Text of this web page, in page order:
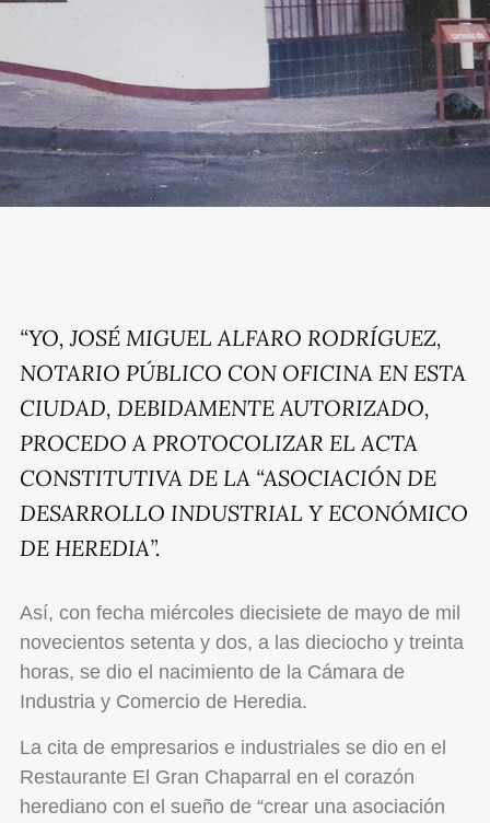
“YO, JOSÉ MIGUEL ALFARO RODRÍGUEZ,
NOTARIO PÚBLICO CON OFICINA EN ESTA
CIUDAD, DEBIDAMENTE AUTORIZADO,
PROCEDO A PROTOCOLIZAR EL ACTA
CONSTITUTIVA DE LA “ASOCIACIÓN DE
DESARROLLO INDUSTRIAL Y ECONÓMICO
DE HEREDIA”.
Así, con fecha miércoles diecisiete de mayo de mil
novecientos setenta y dos, a las dieciocho y treinta
horas, se dio el nacimiento de la Cámara de
Industria y Comercio de Heredia.
La cita de empresarios e industriales se dio en el
Restaurante El Gran Chaparral en el corazón
herediano con el sueño de “crear una asociación